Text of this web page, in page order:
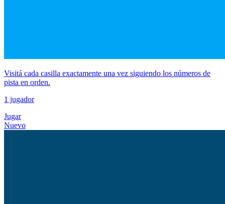
Visitá cada casilla exactamente una vez siguiendo los números de
pista en orden.
1 jugador
Jugar
Nuevo